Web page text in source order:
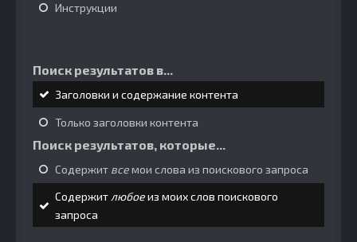
Инструкции
Поиск результатов в...
Заголовки и содержание контента
Только заголовки контента
Поиск результатов, которые...
Содержит всемои слова из поискового запроса
Содержитлюбоеиз моих слов поискового
запроса